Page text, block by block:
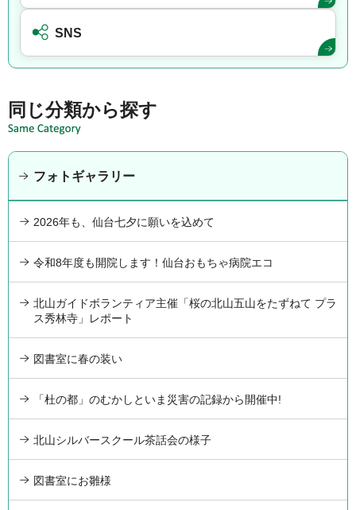
SNS
同じ分類から探す
フォトギャラリー
2026年も、仙台七夕に願いを込めて
令和8年度も開院します！仙台おもちゃ病院エコ
北山ガイドボランティア主催「桜の北山五山をたずねて プラ
ス秀林寺」レポート
図書室に春の装い
「杜の都」のむかしといま災害の記録から開催中!
北山シルバースクール茶話会の様子
図書室にお雛様